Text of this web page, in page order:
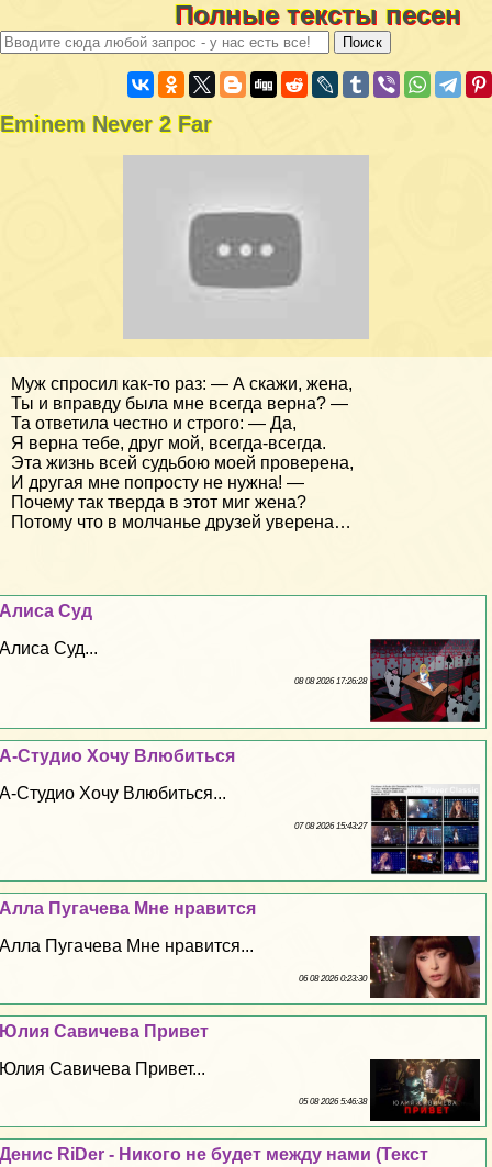
Полные тексты песен
Eminem Never 2 Far
Муж спросил как-то раз: — А скажи, жена,
Ты и вправду была мне всегда верна? —
Та ответила честно и строго: — Да,
Я верна тебе, друг мой, всегда-всегда.
Эта жизнь всей судьбою моей проверена,
И другая мне попросту не нужна! —
Почему так тверда в этот миг жена?
Потому что в молчанье друзей уверена…
Алиса Суд
Алиса Суд...
08 08 2026 17:26:28
А-Студио Хочу Влюбиться
А-Студио Хочу Влюбиться...
07 08 2026 15:43:27
Алла Пугачева Мне нравится
Алла Пугачева Мне нравится...
06 08 2026 0:23:30
Юлия Савичева Привет
Юлия Савичева Привет...
05 08 2026 5:46:38
Денис RiDer - Никого не будет между нами (Текст